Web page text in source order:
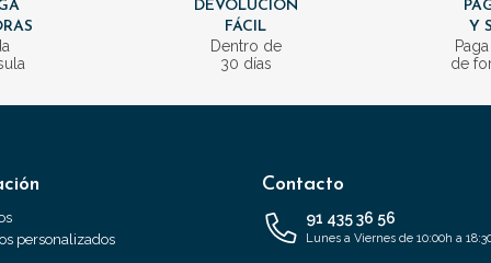
DEVOLUCIÓN
FÁCIL
Dentro de
30 días
Y
de
personalizados
Contacto
91 435 36 56
Lunes a Viernes de 10:00h a